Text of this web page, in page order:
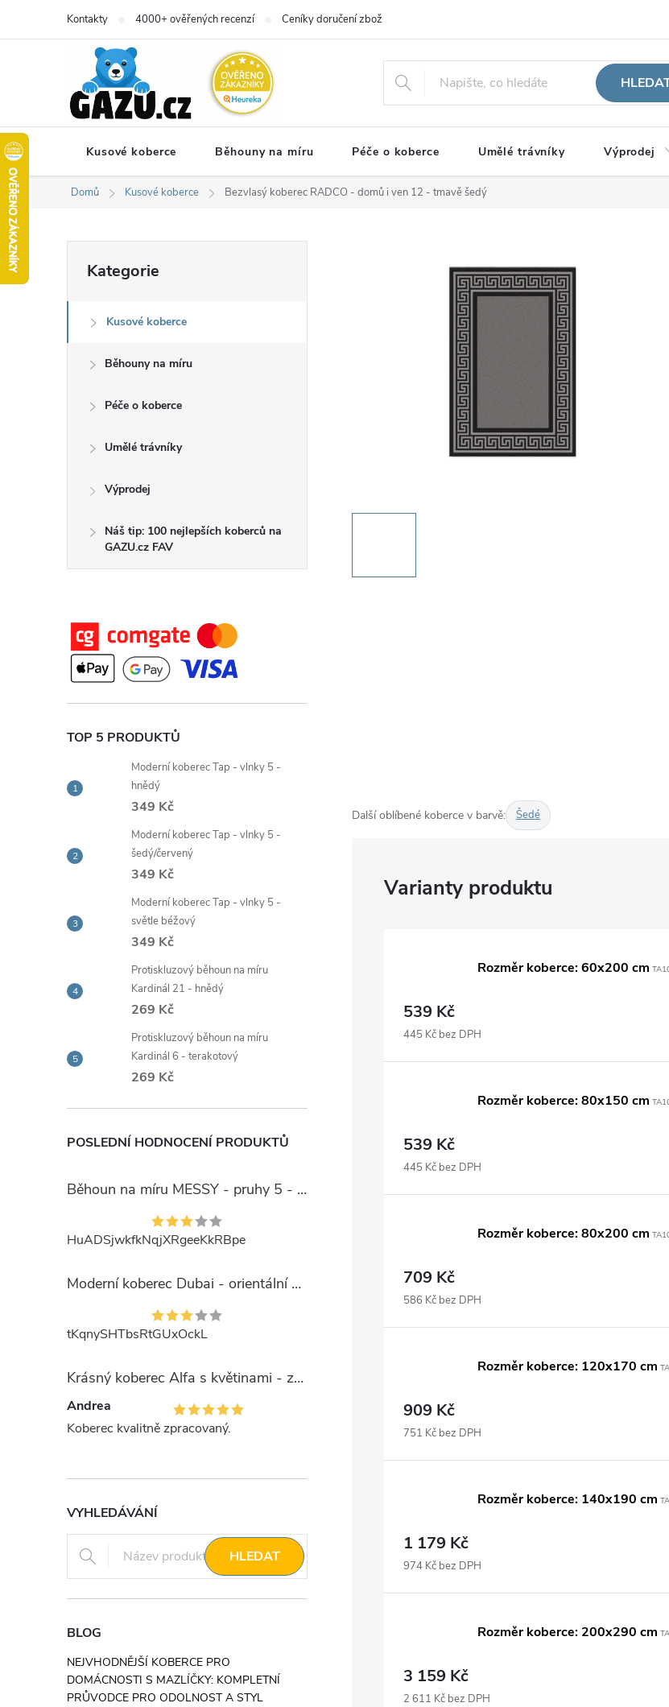
Kontakty 4000+ ověřených recenzí Ceníky doručení zboží
Kusové koberce Běhouny na míru Péče o koberce Umělé trávníky Výprodej
Domů Kusové koberce Bezvlasý koberec RADCO - domů i ven 12 - tmavě šedý
o
s
í
p
a
n
e
l
kategorie
Kategorie
Kusové koberce
Běhouny na míru
Péče o koberce
Umělé trávníky
Výprodej
Náš tip: 100 nejlepších koberců na
GAZU.cz FAV
TOP 5 PRODUKTŮ
Moderní koberec Tap - vlnky 5 -
hnědý
349 Kč
Moderní koberec Tap - vlnky 5 -
šedý/červený
349 Kč
Moderní koberec Tap - vlnky 5 -
světle béžový
349 Kč
Protiskluzový běhoun na míru
Kardinál 21 - hnědý
269 Kč
Protiskluzový běhoun na míru
Kardinál 6 - terakotový
269 Kč
POSLEDNÍ HODNOCENÍ PRODUKTŮ
Běhoun na míru MESSY - pruhy 5 - béžový
HuADSjwkfkNqjXRgeeKkRBpe
Moderní koberec Dubai - orientální 6 - červený
tKqnySHTbsRtGUxOckL
Krásný koberec Alfa s květinami - zelený
Andrea
Koberec kvalitně zpracovaný.
VYHLEDÁVÁNÍ
HLEDAT
BLOG
NEJVHODNĚJŠÍ KOBERCE PRO
DOMÁCNOSTI S MAZLÍČKY: KOMPLETNÍ
PRŮVODCE PRO ODOLNOST A STYL
Další oblíbené koberce v barvě: Šedé
Rozměr koberce: 60x200 cm
539 Kč
445 Kč bez DPH
Rozměr koberce: 80x150 cm
539 Kč
445 Kč bez DPH
Rozměr koberce: 80x200 cm
709 Kč
586 Kč bez DPH
Rozměr koberce: 120x170 cm
909 Kč
751 Kč bez DPH
Rozměr koberce: 140x190 cm
1 179 Kč
974 Kč bez DPH
Rozměr koberce: 200x290 cm
3 159 Kč
2 611 Kč bez DPH